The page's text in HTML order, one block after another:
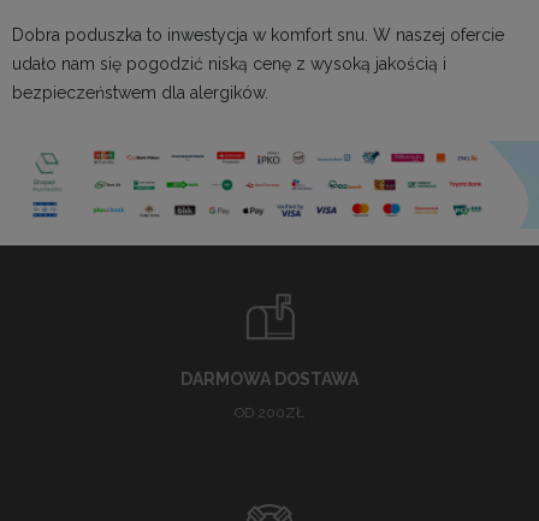
Dobra poduszka to inwestycja w komfort snu. W naszej ofercie
udało nam się pogodzić niską cenę z wysoką jakością i
bezpieczeństwem dla alergików.
DARMOWA DOSTAWA
OD 200ZŁ